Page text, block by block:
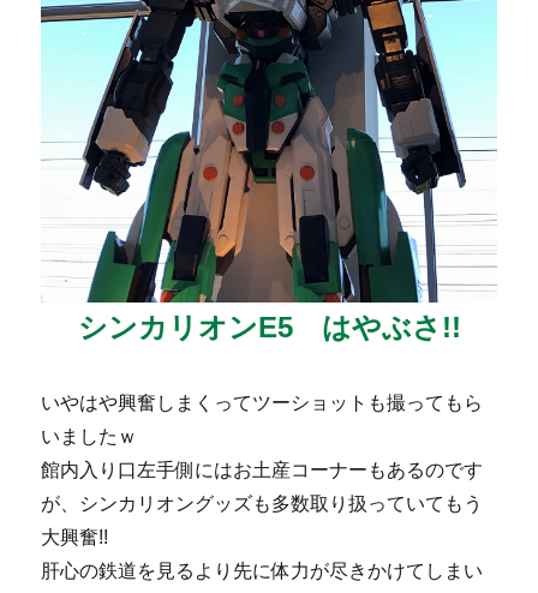
シンカリオンE5 はやぶさ!!
いやはや興奮しまくってツーショットも撮ってもら
いましたｗ
館内入り口左手側にはお土産コーナーもあるのです
が、シンカリオングッズも多数取り扱っていてもう
大興奮!!
肝心の鉄道を見るより先に体力が尽きかけてしまい